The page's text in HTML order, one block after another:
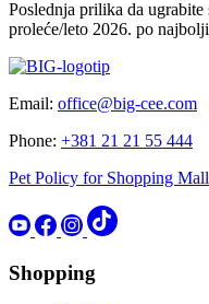
Poslednja prilika da
proleće/leto 2026. po
Email: office@big-cee.com
Phone: +381 21 21 55 444
Pet Policy for Shopping
Shopping